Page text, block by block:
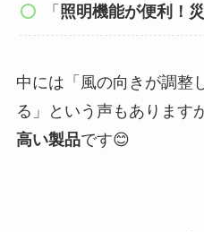
「 照明機能が便利！
中には「風の向きが調整
る」という声もあります
高い製品です😊